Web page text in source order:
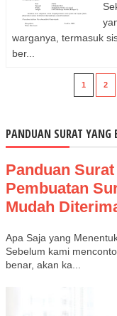
warganya, termasuk
ber...
1 2
PANDUAN SURAT YANG
Panduan
Pembuatan
Mudah
Apa Saja yang
Sebelum kami
benar, akan ka...